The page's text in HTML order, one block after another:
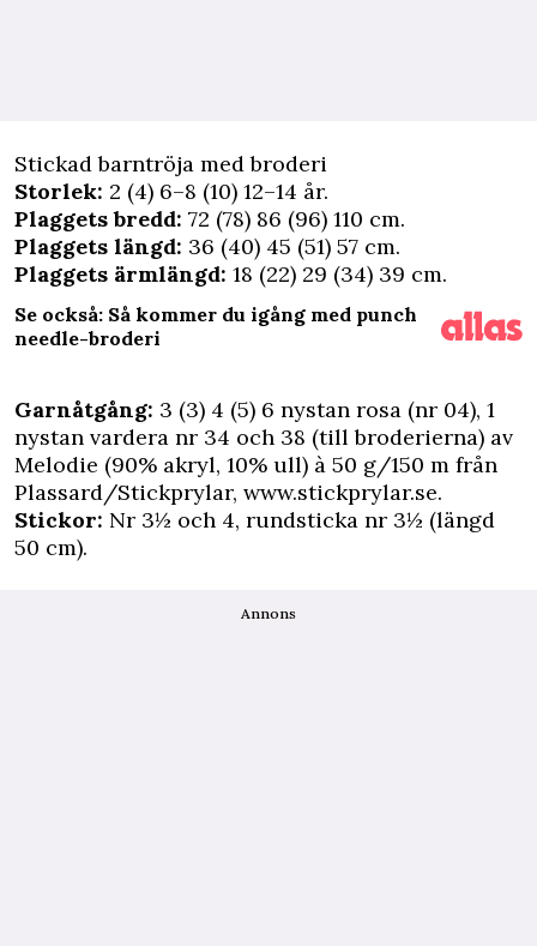
Stickad barntröja med broderi
Storlek: 2 (4) 6–8 (10) 12–14 år.
Plaggets bredd: 72 (78) 86 (96) 110 cm.
Plaggets längd: 36 (40) 45 (51) 57 cm.
Plaggets ärmlängd: 18 (22) 29 (34) 39 cm.
Se också: Så kommer du igång med punch
needle-broderi
Garnåtgång: 3 (3) 4 (5) 6 nystan rosa (nr 04), 1
nystan vardera nr 34 och 38 (till broderierna) av
Melodie (90% akryl, 10% ull) à 50 g/150 m från
Plassard/Stickprylar, www.stickprylar.se.
Stickor: Nr 3½ och 4, rund­sticka nr 3½ (längd
50 cm).
Annons